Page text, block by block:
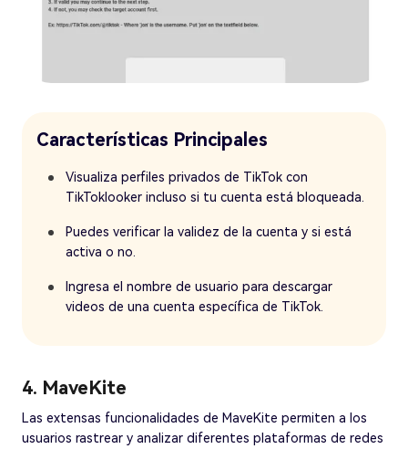
Características Principales
Visualiza perfiles privados de TikTok con
TikToklooker incluso si tu cuenta está bloqueada.
Puedes verificar la validez de la cuenta y si está
activa o no.
Ingresa el nombre de usuario para descargar
videos de una cuenta específica de TikTok.
4. MaveKite
Las extensas funcionalidades de MaveKite permiten a los
usuarios rastrear y analizar diferentes plataformas de redes